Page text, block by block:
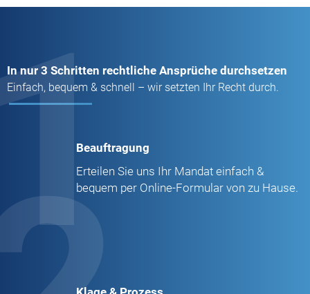
In nur 3 Schritten rechtliche Ansprüche durchsetzen
Einfach, bequem & schnell – wir setzten Ihr Recht durch.
Beauftragung
Erteilen Sie uns Ihr Mandat einfach &
bequem per Online-Formular von zu Hause.